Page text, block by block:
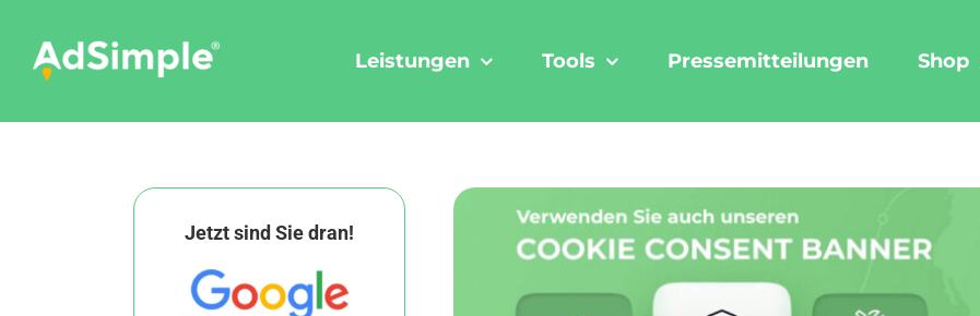
content
Leistungen Tools Pressemitteilungen Shop
Jetzt sind Sie dran!